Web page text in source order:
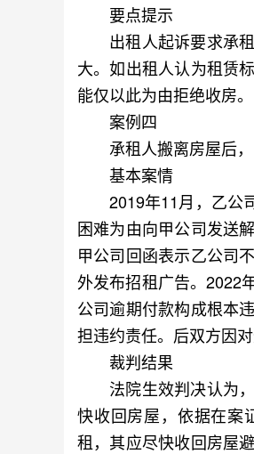
要点提示
出租人起诉要求承租
大。如出租人认为租赁
能仅以此为由拒绝收房。
案例四
承租人搬离房屋后，
基本案情
2019年11月，乙公司
困难为由向甲公司发送
甲公司回函表示乙公司
外发布招租广告。2022
公司逾期付款构成根本
担违约责任。后双方因
裁判结果
法院生效判决认为，
快收回房屋，依据在案
租，其应尽快收回房屋